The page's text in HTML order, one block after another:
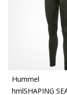
Hummel
hmlSHAPING